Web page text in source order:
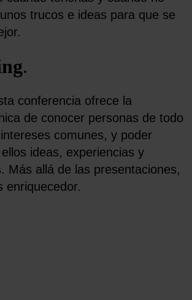
trucos e ideas para que se
.
conferencia ofrece la
de conocer personas de todo
comunes, y poder
ideas, experiencias y
Más allá de las presentaciones,
enriquecedor.